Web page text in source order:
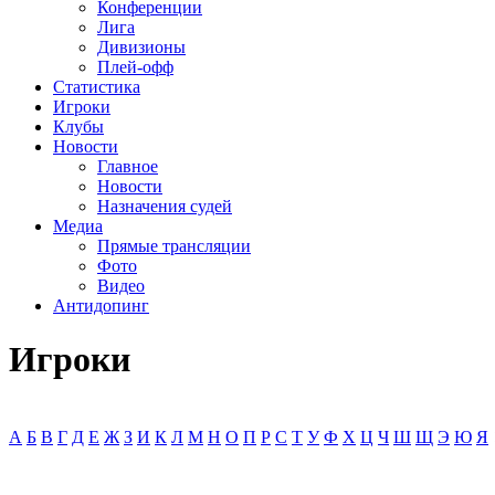
Конференции
Лига
Дивизионы
Плей-офф
Статистика
Игроки
Клубы
Новости
Главное
Новости
Назначения судей
Медиа
Прямые трансляции
Фото
Видео
Антидопинг
Игроки
А Б В Г Д Е Ж З И К Л М Н О П Р С Т У Ф Х Ц Ч Ш Щ Э Ю Я